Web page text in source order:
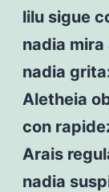
lilu sigue
nadia mira
nadia
Aletheia
con
Arais
nadia